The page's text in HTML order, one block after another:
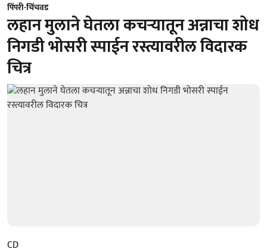
पिंपरी-चिंचवड
लहान मुलाने घेतला कचऱ्‍यातून अन्नाचा शोध
निगडी भोसरी स्पाईन रस्त्यावरील विदारक
चित्र
CD